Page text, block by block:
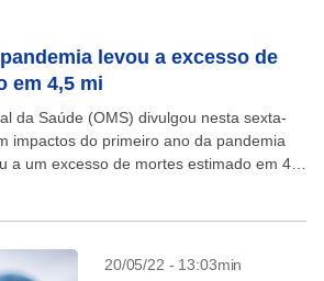
levou a excesso de
em 4,5 mi
da Saúde (OMS) divulgou nesta sexta-
impactos do primeiro ano da pandemia
a um excesso de mortes estimado em 4,5
20/05/22 - 13:03min